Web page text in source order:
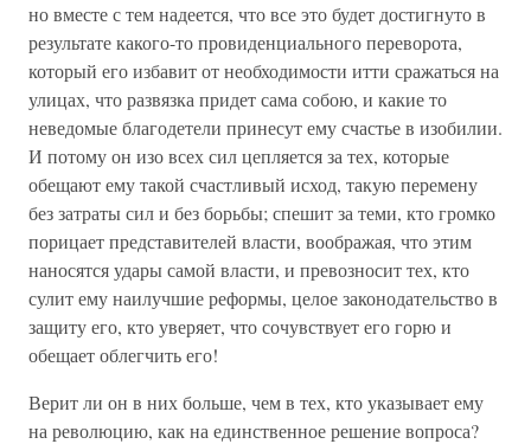
но вместе с тем надеется, что все это будет достигнуто в
результате какого-то провиденциального переворота,
который его избавит от необходимости итти сражаться на
улицах, что развязка придет сама собою, и какие то
неведомые благодетели принесут ему счастье в изобилии.
И потому он изо всех сил цепляется за тех, которые
обещают ему такой счастливый исход, такую перемену
без затраты сил и без борьбы; спешит за теми, кто громко
порицает представителей власти, воображая, что этим
наносятся удары самой власти, и превозносит тех, кто
сулит ему наилучшие реформы, целое законодательство в
защиту его, кто уверяет, что сочувствует его горю и
обещает облегчить его!
Верит ли он в них больше, чем в тех, кто указывает ему
на революцию, как на единственное решение вопроса?